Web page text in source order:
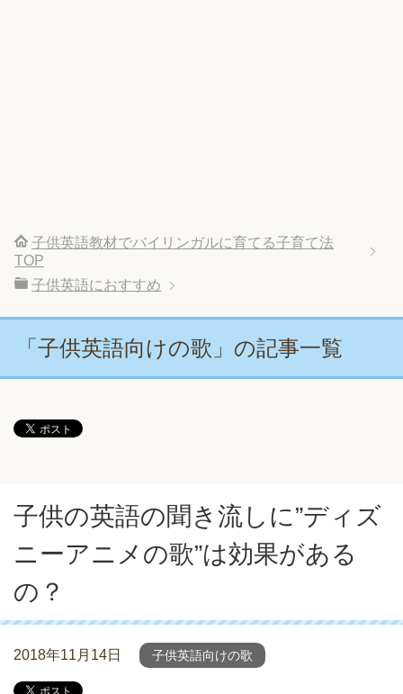
子供英語教材でバイリンガルに育てる子育て法
TOP
子供英語におすすめ
「子供英語向けの歌」の記事一覧
子供の英語の聞き流しに”ディズ
ニーアニメの歌”は効果がある
の？
2018年11月14日 子供英語向けの歌